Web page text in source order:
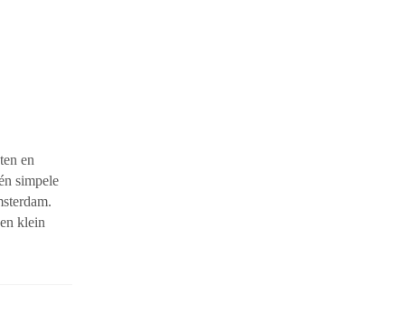
en
simpele
klein